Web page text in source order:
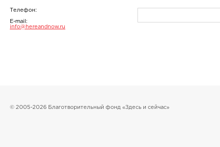
Телефон:
E-mail:
info@hereandnow.ru
© 2005-2026 Благотворительный фонд «Здесь и сейчас»